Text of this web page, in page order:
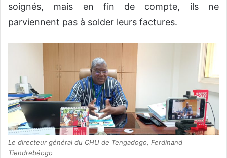
soignés, mais en fin de compte, ils ne
parviennent pas à solder leurs factures.
Le directeur général du CHU de Tengadogo, Ferdinand
Tiendrebéogo